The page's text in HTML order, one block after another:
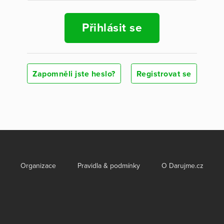
Přihlásit se
Zapomněli jste heslo? Registrovat se
Organizace Pravidla & podmínky O Darujme.cz